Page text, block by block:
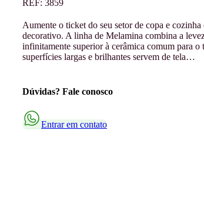
REF: 3859
Aumente o ticket do seu setor de copa e
decorativo. A linha de Melamina combina a
infinitamente superior à cerâmica comum para
superfícies largas e brilhantes servem de tela…
Dúvidas? Fale conosco
Entrar em contato